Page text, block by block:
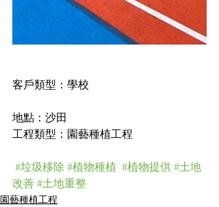
客戶類型：學校
地點：沙田
工程類型：園藝種植工程
#垃圾移除 #植物種植 #植物提供 #土地
改善 #土地重整
園藝種植工程